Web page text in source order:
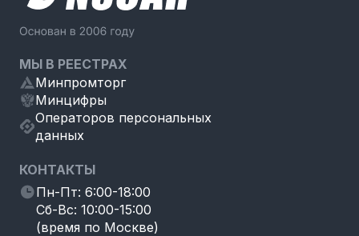
МЫ В РЕЕСТРАХ
Минпромторг
Минцифры
Операторов персональных
данных
КОНТАКТЫ
Пн-Пт: 6:00-18:00
Сб-Вс: 10:00-15:00
(время по Москве)